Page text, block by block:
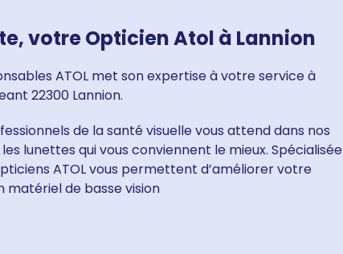
votre Opticien Atol à Lannion
ATOL met son expertise à votre service à
22300 Lannion.
de la santé visuelle vous attend dans nos
lunettes qui vous conviennent le mieux. Spécialisée
ATOL vous permettent d’améliorer votre
matériel de basse vision